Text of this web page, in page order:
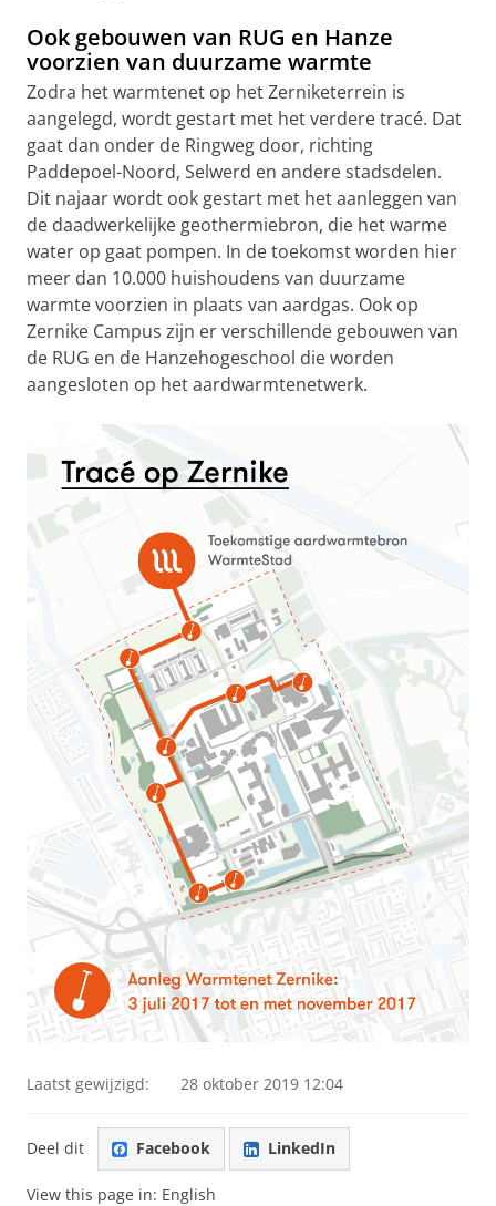
Ook gebouwen van RUG en Hanze
voorzien van duurzame warmte
Zodra het warmtenet op het Zerniketerrein is
aangelegd, wordt gestart met het verdere tracé. Dat
gaat dan onder de Ringweg door, richting
Paddepoel-Noord, Selwerd en andere stadsdelen.
Dit najaar wordt ook gestart met het aanleggen van
de daadwerkelijke geothermiebron, die het warme
water op gaat pompen. In de toekomst worden hier
meer dan 10.000 huishoudens van duurzame
warmte voorzien in plaats van aardgas. Ook op
Zernike Campus zijn er verschillende gebouwen van
de RUG en de Hanzehogeschool die worden
aangesloten op het aardwarmtenetwerk.
Laatst gewijzigd: 28 oktober 2019 12:04
Deel dit Facebook LinkedIn
View this page in: English